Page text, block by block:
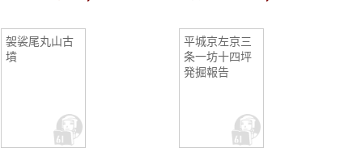
袈裟尾丸山古
墳
平城京左京三
条一坊十四坪
発掘報告